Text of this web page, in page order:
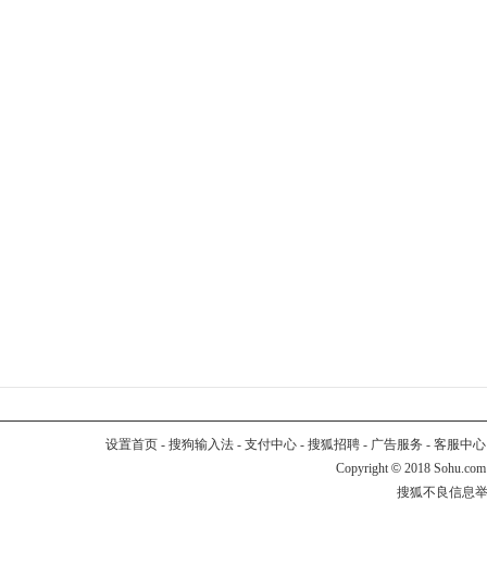
设置首页- 搜狗输入法- 支付中心- 搜狐招聘- 广告服务 - 客服中心
Copyright © 2018
搜狐不良信息